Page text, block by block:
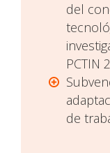
del
PCTIN
de